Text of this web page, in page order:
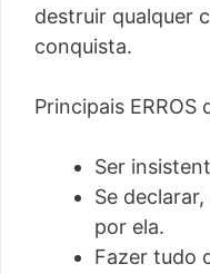
destruir qualquer
conquista.
Principais
Ser
Se
por ela.
Fazer tudo